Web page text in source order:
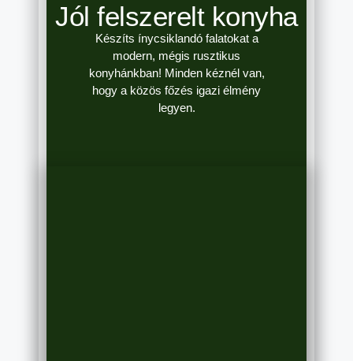
Jól felszerelt konyha
Készíts ínycsiklandó falatokat a
modern, mégis rusztikus
konyhánkban! Minden kéznél van,
hogy a közös főzés igazi élmény
legyen.